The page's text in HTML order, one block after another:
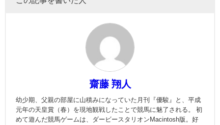
齋藤 翔人
幼少期、父親の部屋に山積みになっていた月刊『優駿』と、平成
元年の天皇賞（春）を現地観戦したことで競馬に魅了される。 初
めて遊んだ競馬ゲームは、ダービースタリオンMacintosh版。好